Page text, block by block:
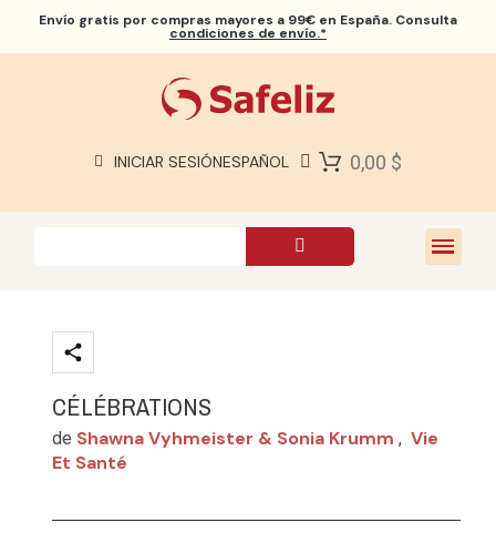
Envío gratis por compras mayores a 99€ en España. Consulta
condiciones de envío.*
INICIAR SESIÓNESPAÑOL 0,00 $
CÉLÉBRATIONS
de Shawna Vyhmeister & Sonia Krumm , Vie
Et Santé